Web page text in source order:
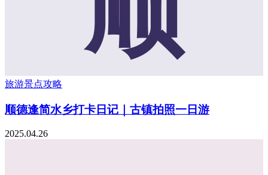
旅游景点攻略
顺德逢简水乡打卡日记｜古镇拍照一日游
2025.04.26